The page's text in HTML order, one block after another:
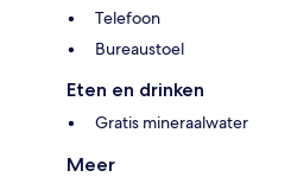
Telefoon
Bureaustoel
Eten en drinken
Gratis mineraalwater
Meer